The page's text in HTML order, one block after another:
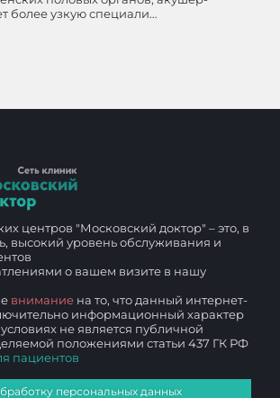
более узкую специали…
центров "Московский доктор" – это, в
высокий уровень обслуживания и
о вашем визите в нашу
внимание на то, что данный интернет-
информационный характер
не является публичной
положениями статьи 437 ГК РФ
пациентов
персональных данных